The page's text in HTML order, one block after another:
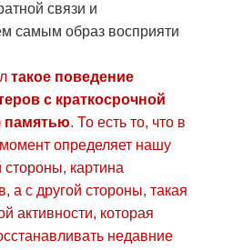
связи и
самым образ восприяти
такое поведение
с краткосрочной
памятью. То есть то, что в
определяет нашу
картина
а с другой стороны, такая
активности, которая
недавние